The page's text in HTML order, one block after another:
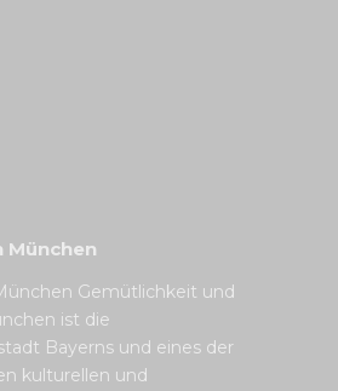
München
Gemütlichkeit und
ist die
Bayerns und eines der
kulturellen und